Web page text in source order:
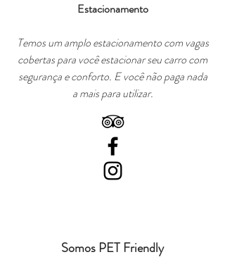
Estacionamento
Temos um amplo estacionamento com vagas
cobertas para você estacionar seu carro com
segurança e conforto. E você não paga nada
a mais para utilizar.
Somos PET Friendly